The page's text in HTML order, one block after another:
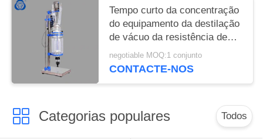
Tempo curto da concentração
do equipamento da destilação
de vácuo da resistência de
corrosão
negotiable MOQ:1 conjunto
CONTACTE-NOS
Categorias populares Todos